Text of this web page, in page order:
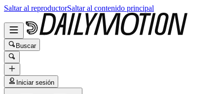
Saltar al reproductorSaltar al contenido principal
Buscar
Iniciar sesión